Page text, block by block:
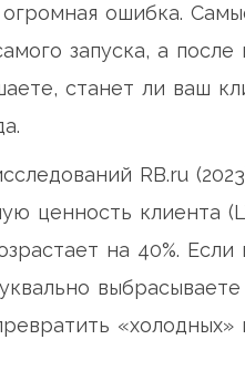
ошибка.
запуска, а после
станет ли ваш
RB.ru
ценность клиента
на 40%.
«холодных»